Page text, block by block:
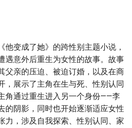
他变成了她》的跨性别主题小说，
遇意外后重生为女性的故事。故事
父亲的压迫、被迫订婚，以及在商
，展示了主角在生与死、性别认同
角通过重生进入另一个身份——李
的阴影，同时也开始逐渐适应女性
力，涉及自我探索、性别认同、家